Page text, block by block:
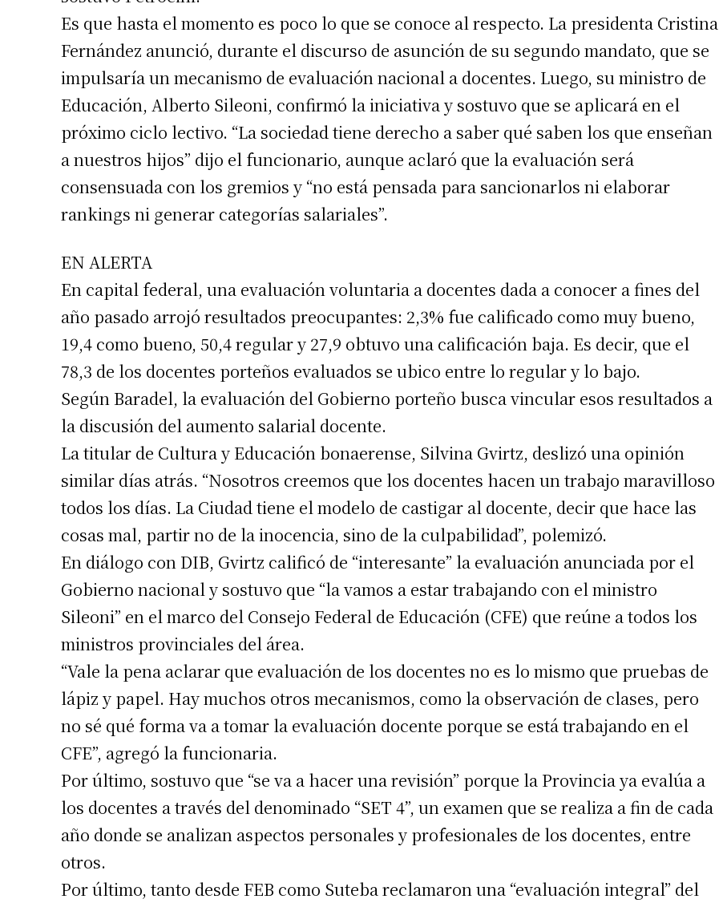
Suscribirme gratis
*Requerido
Dirección de correo electrónico
Número de teléfono
Es que hasta el momento es poco lo que se conoce al respecto. La presidenta Cristina
Fernández anunció, durante el discurso de asunción de su segundo mandato, que se
impulsaría un mecanismo de evaluación nacional a docentes. Luego, su ministro de
Educación, Alberto Sileoni, confirmó la iniciativa y sostuvo que se aplicará en el
próximo ciclo lectivo. “La sociedad tiene derecho a saber qué saben los que enseñan
a nuestros hijos” dijo el funcionario, aunque aclaró que la evaluación será
consensuada con los gremios y “no está pensada para sancionarlos ni elaborar
rankings ni generar categorías salariales”.
EN ALERTA
En capital federal, una evaluación voluntaria a docentes dada a conocer a fines del
año pasado arrojó resultados preocupantes: 2,3% fue calificado como muy bueno,
19,4 como bueno, 50,4 regular y 27,9 obtuvo una calificación baja. Es decir, que el
78,3 de los docentes porteños evaluados se ubico entre lo regular y lo bajo.
Según Baradel, la evaluación del Gobierno porteño busca vincular esos resultados a
la discusión del aumento salarial docente.
La titular de Cultura y Educación bonaerense, Silvina Gvirtz, deslizó una opinión
similar días atrás. “Nosotros creemos que los docentes hacen un trabajo maravilloso
todos los días. La Ciudad tiene el modelo de castigar al docente, decir que hace las
cosas mal, partir no de la inocencia, sino de la culpabilidad”, polemizó.
En diálogo con DIB, Gvirtz calificó de “interesante” la evaluación anunciada por el
Gobierno nacional y sostuvo que “la vamos a estar trabajando con el ministro
Sileoni” en el marco del Consejo Federal de Educación (CFE) que reúne a todos los
ministros provinciales del área.
“Vale la pena aclarar que evaluación de los docentes no es lo mismo que pruebas de
lápiz y papel. Hay muchos otros mecanismos, como la observación de clases, pero
no sé qué forma va a tomar la evaluación docente porque se está trabajando en el
CFE”, agregó la funcionaria.
Por último, sostuvo que “se va a hacer una revisión” porque la Provincia ya evalúa a
los docentes a través del denominado “SET 4”, un examen que se realiza a fin de cada
año donde se analizan aspectos personales y profesionales de los docentes, entre
otros.
Por último, tanto desde FEB como Suteba reclamaron una “evaluación integral” del